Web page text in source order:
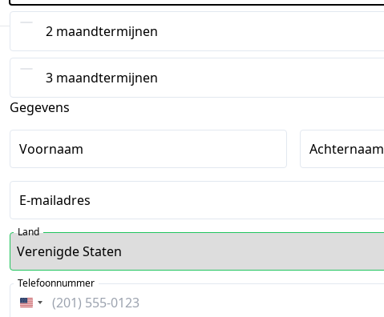
2 maandtermijnen
3 maandtermijnen
Gegevens
Voornaam Achternaam
E-mailadres
Land
Verenigde
Telefoonnummer